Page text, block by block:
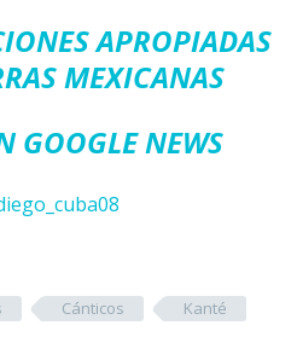
APROPIADAS
MEXICANAS
GOOGLE NEWS
Cánticos
Kanté